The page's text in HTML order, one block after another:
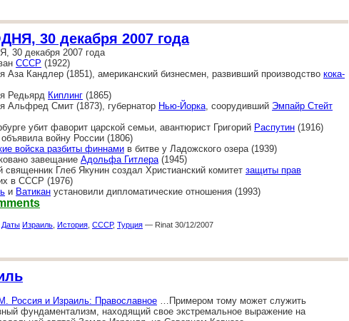
30 декабря 2007 года
30 декабря 2007 года
СССР (1922)
Аза Кандлер (1851), американский бизнесмен, развивший производство кока-
Редьярд Киплинг (1865)
Альфред Смит (1873), губернатор Нью-Йорка, соорудивший Эмпайр Стейт
убит фаворит царской семьи, авантюрист Григорий Распутин (1916)
объявила войну России (1806)
войска разбиты финнами в битве у Ладожского озера (1939)
завещание Адольфа Гитлера(1945)
священник Глеб Якунин создал Христианский комитет защиты прав
в СССР (1976)
и Ватикан установили дипломатические отношения (1993)
Даты Израиль, История, СССР, Турция — Rinat 30/12/2007
Россия и Израиль: Православное …Примером тому может служить
фундаментализм, находящий свое экстремальное выражение на